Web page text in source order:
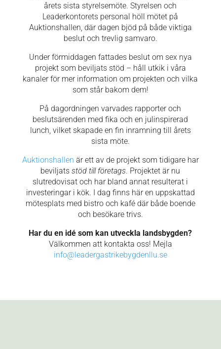
årets sista styrelsemöte. Styrelsen och
Leaderkontorets personal höll mötet på
Auktionshallen, där dagen bjöd på både viktiga
beslut och trevlig samvaro.
Under förmiddagen fattades beslut om sex nya
projekt som beviljats stöd – håll utkik i våra
kanaler för mer information om projekten och vilka
som står bakom dem!
På dagordningen varvades rapporter och
beslutsärenden med fika och en julinspirerad
lunch, vilket skapade en fin inramning till årets
sista möte.
Auktionshallen är ett av de projekt som tidigare har
beviljatsstöd till företags. Projektet är nu
slutredovisat och har bland annat resulterat i
investeringar i kök. I dag finns här en uppskattad
mötesplats med bistro och kafé där både boende
och besökare trivs.
Har du en idé som kan utveckla landsbygden?
Välkommen att kontakta oss! Mejla
info@leadergastrikebygdenllu.se